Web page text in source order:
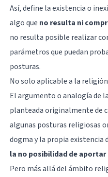
Así, define la existencia o
algo que no resulta ni
no resulta posible realizar
parámetros que puedan
posturas.
No solo aplicable a la religión
El argumento o analogía de
planteada originalmente de
algunas posturas religiosas
dogma y la propia existencia
la no posibilidad de aportar
Pero más allá del ámbito